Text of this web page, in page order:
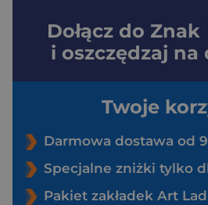
Dołącz do Znak
i oszczędzaj na
Twoje
Darmowa dostawa od
Specjalne zniżki tylko
Pakiet zakładek Art